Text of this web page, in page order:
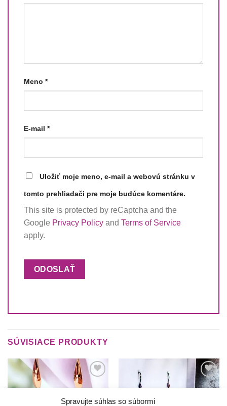
Spravujte súhlas so súbormi
Meno *
E-mail *
Uložiť moje meno, e-mail a webovú stránku v
tomto prehliadači pre moje budúce komentáre.
This site is protected by reCaptcha and the
Google Privacy Policy and Terms of Service
apply.
SÚVISIACE PRODUKTY
Túto
si prosím
Túto